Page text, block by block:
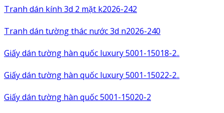
Tranh dán kính 3d 2 mặt k2026-242
Tranh dán tường thác nước 3d n2026-240
Giấy dán tường hàn quốc luxury 5001-15018-2..
Giấy dán tường hàn quốc luxury 5001-15022-2..
Giấy dán tường hàn quốc 5001-15020-2